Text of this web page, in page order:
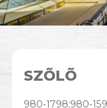
SZÕLÕ
980-1798;980-